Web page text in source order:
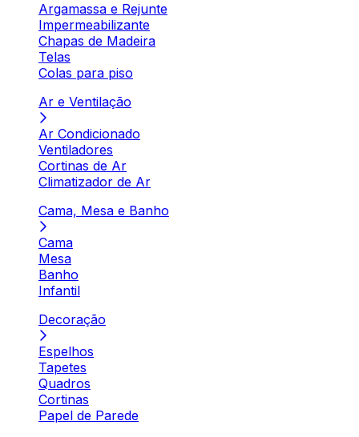
Argamassa e Rejunte
Impermeabilizante
Chapas de Madeira
Telas
Colas para piso
Ar e Ventilação
Ar Condicionado
Ventiladores
Cortinas de Ar
Climatizador de Ar
Cama, Mesa e Banho
Cama
Mesa
Banho
Infantil
Decoração
Espelhos
Tapetes
Quadros
Cortinas
Papel de Parede